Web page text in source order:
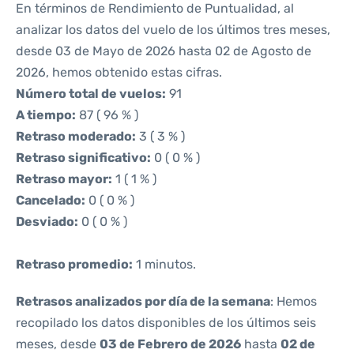
En términos de Rendimiento de Puntualidad, al
analizar los datos del vuelo de los últimos tres meses,
desde 03 de Mayo de 2026 hasta 02 de Agosto de
2026, hemos obtenido estas cifras.
Número total de vuelos: 91
A tiempo: 87 ( 96 % )
Retraso moderado: 3 ( 3 % )
Retraso significativo: 0 ( 0 % )
Retraso mayor: 1 ( 1 % )
Cancelado: 0 ( 0 % )
Desviado: 0 ( 0 % )
Retraso promedio: 1 minutos.
Retrasos analizados por día de la semana: Hemos
recopilado los datos disponibles de los últimos seis
meses, desde 03 de Febrero de 2026 hasta 02 de